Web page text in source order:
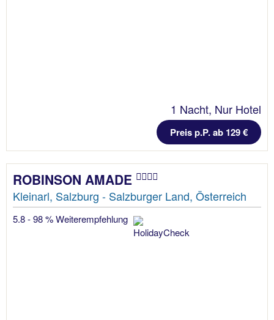
1 Nacht, Nur Hotel
Preis p.P. ab 129 €
ROBINSON AMADE
Kleinarl, Salzburg - Salzburger Land, Österreich
5.8 - 98 % Weiterempfehlung